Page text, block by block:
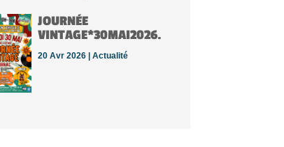
JOURNÉE
VINTAGE*30MAI2026.
20 Avr 2026 |Actualité